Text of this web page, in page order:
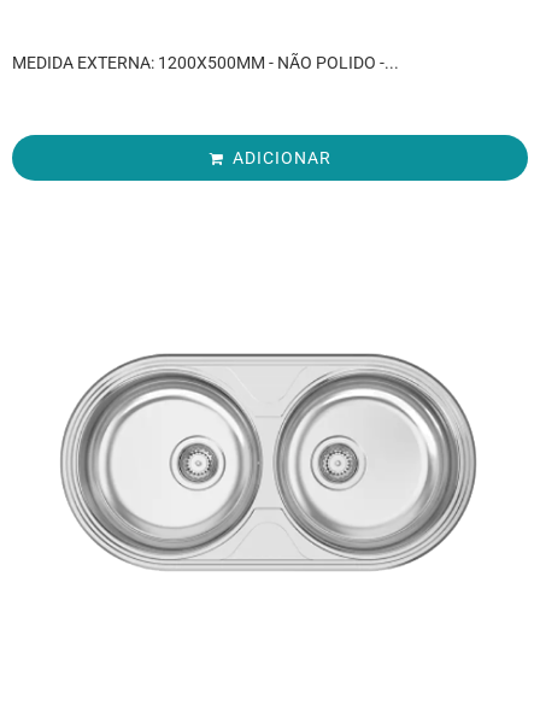
MEDIDA EXTERNA: 1200X500MM - NÃO POLIDO -...
ADICIONAR